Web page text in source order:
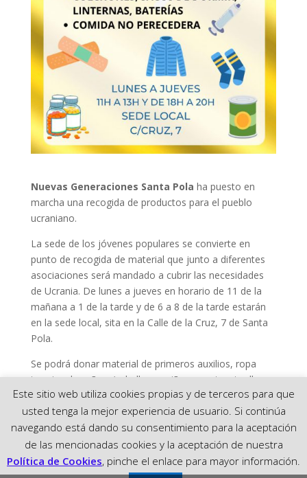
Nuevas Generaciones Santa Pola ha puesto en
marcha una recogida de productos para el pueblo
ucraniano.
La sede de los jóvenes populares se convierte en
punto de recogida de material que junto a diferentes
asociaciones será mandado a cubrir las necesidades
de Ucrania. De lunes a jueves en horario de 11 de la
mañana a 1 de la tarde y de 6 a 8 de la tarde estarán
en la sede local, sita en la Calle de la Cruz, 7 de Santa
Pola.
Se podrá donar material de primeros auxilios, ropa
termica de señora/caballero y niños, mantas, toallas,
productos de higiene íntima, linternas, baterías
portátiles y comida no perecedera.
Este sitio web utiliza cookies propias y de terceros para que
usted tenga la mejor experiencia de usuario. Si continúa
navegando está dando su consentimiento para la aceptación
de las mencionadas cookies y la aceptación de nuestra
Política de Cookies, pinche el enlace para mayor información.